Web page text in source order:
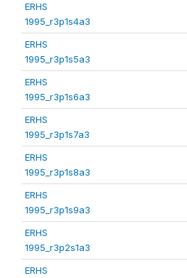
ERHS
1995_r3p1s4a3
ERHS
1995_r3p1s5a3
ERHS
1995_r3p1s6a3
ERHS
1995_r3p1s7a3
ERHS
1995_r3p1s8a3
ERHS
1995_r3p1s9a3
ERHS
1995_r3p2s1a3
ERHS